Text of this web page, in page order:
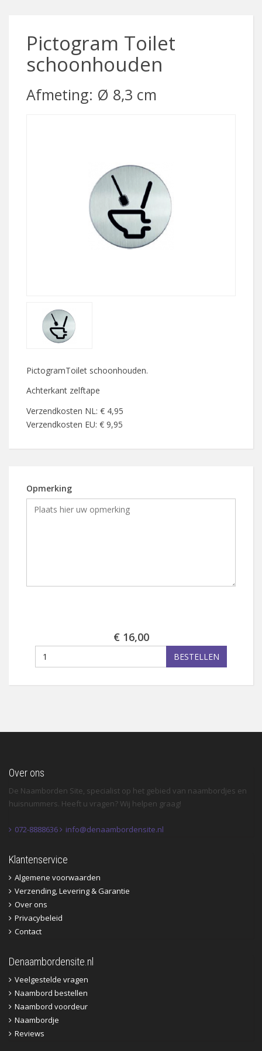
Pictogram Toilet
schoonhouden
Afmeting: Ø 8,3 cm
PictogramToilet schoonhouden.
Achterkant zelftape
Verzendkosten NL: € 4,95
Verzendkosten EU: € 9,95
Opmerking
€ 16,00
BESTELLEN
Over ons
De Naamborden Site, specialist op het gebied van naambordjes en
huisnummers. Heeft u vragen? Wij helpen graag!
072-8888636 info@denaambordensite.nl
Klantenservice
Algemene voorwaarden
Verzending, Levering & Garantie
Over ons
Privacybeleid
Contact
Denaambordensite.nl
Veelgestelde vragen
Naambord bestellen
Naambord voordeur
Naambordje
Reviews